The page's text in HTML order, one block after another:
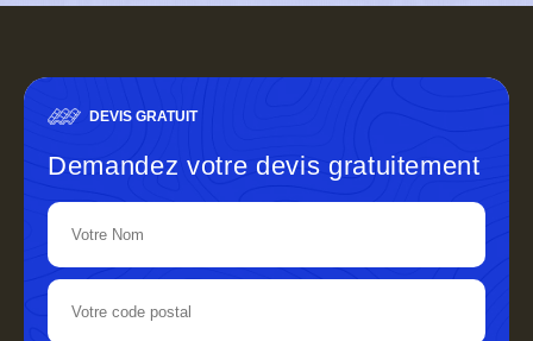
DEVIS GRATUIT
Demandez votre devis gratuitement